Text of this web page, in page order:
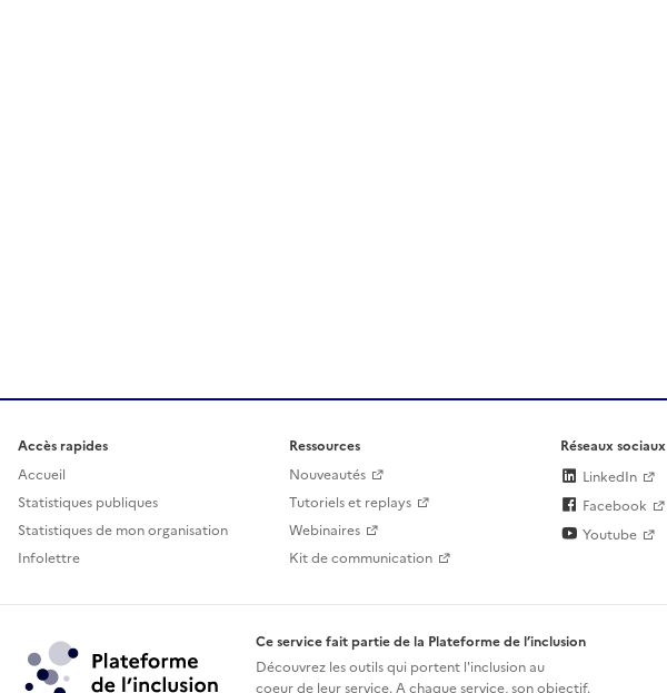
Accès rapides
Accueil
Statistiques publiques
Statistiques de mon organisation
Infolettre
Ressources
Nouveautés
Tutoriels et replays
Webinaires
Kit de communication
Réseaux sociaux
LinkedIn
Facebook
Youtube
Ce service fait partie de la Plateforme de l’inclusion
Découvrez les outils qui portent l'inclusion au
coeur de leur service. A chaque service, son objectif.